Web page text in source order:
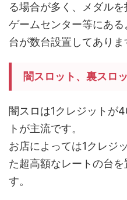
る場合が多く、メダルを
ゲームセンター等にあ
台が数台設置してありま
闇スロット、裏スロ
闇スロは1クレジットが
トが主流です。
お店によっては1クレジ
た超高額なレートの台
す。